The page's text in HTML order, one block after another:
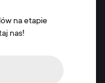
na etapie
nas!